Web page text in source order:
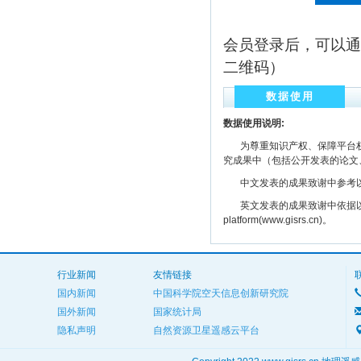
会员登录后，可以
二维码）
数据使用
数据使用说明:
为尊重知识产权、保障平台
究成果中（包括公开发表的论
中文发表的成果致谢中参考
英文发表的成果致谢中依据
platform(www.gisrs.cn)。
行业新闻
国内新闻
国外新闻
隐私声明
友情链接
中国科学院空天信息创新研究院
国家统计局
自然资源卫星遥感云平台